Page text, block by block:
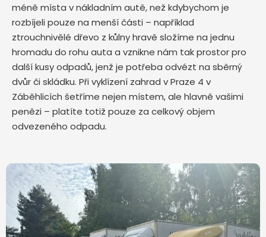
méně místa v nákladním autě, než kdybychom je
rozbíjeli pouze na menší části – například
ztrouchnivělé dřevo z kůlny hravě složíme na jednu
hromadu do rohu auta a vznikne nám tak prostor pro
další kusy odpadů, jenž je potřeba odvézt na sběrný
dvůr či skládku. Při vyklízení zahrad v Praze 4 v
Záběhlicích šetříme nejen místem, ale hlavně vašimi
penězi – platíte totiž pouze za celkový objem
odvezeného odpadu.